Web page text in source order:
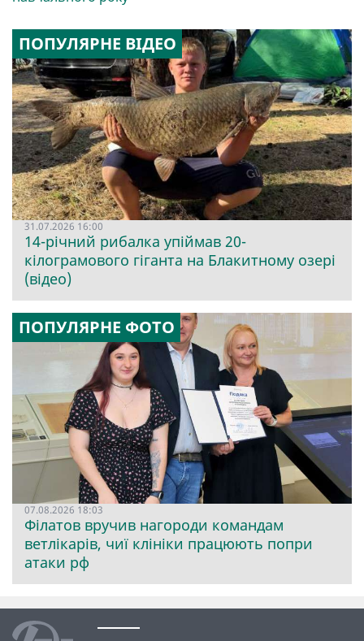
ПОПУЛЯРНЕ ВІДЕО
31.07.2026 16:00
14-річний рибалка упіймав 20-
кілограмового гіганта на Блакитному озері
(відео)
ПОПУЛЯРНЕ ФОТО
07.08.2026 18:03
Філатов вручив нагороди командам
ветлікарів, чиї клініки працюють попри
атаки рф